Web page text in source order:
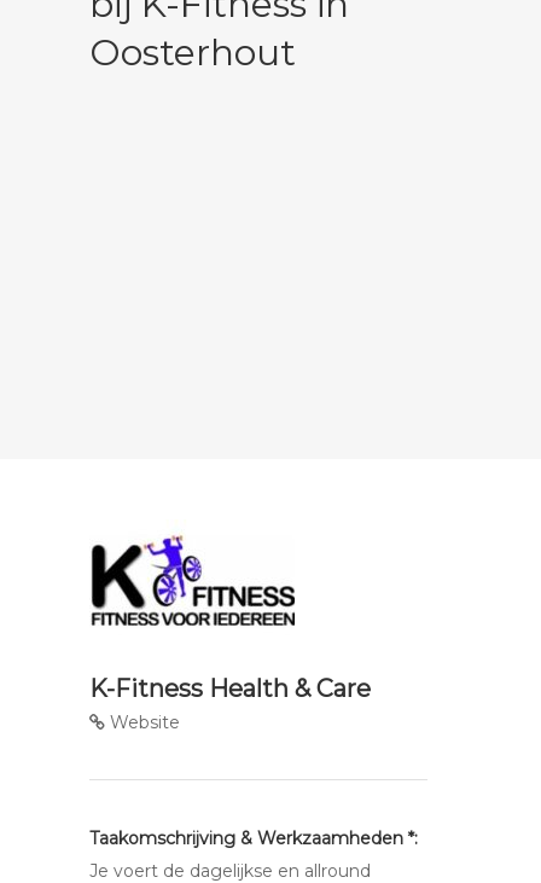
Oosterhout
K-Fitness Health & Care
Website
Taakomschrijving & Werkzaamheden *:
Je voert de dagelijkse en allround